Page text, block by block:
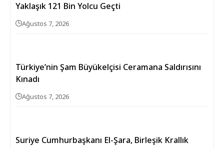
Yaklaşık 121 Bin Yolcu Geçti
Ağustos 7, 2026
Türkiye’nin Şam Büyükelçisi Ceramana Saldırısını
Kınadı
Ağustos 7, 2026
Suriye Cumhurbaşkanı El-Şara, Birleşik Krallık